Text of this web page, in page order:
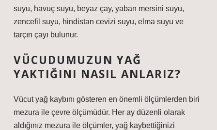
suyu, havuç suyu, beyaz çay, yaban mersini suyu,
zencefil suyu, hindistan cevizi suyu, elma suyu ve
tarçın çayı bulunur.
VÜCUDUMUZUN YAĞ
YAKTIĞINI NASIL ANLARIZ?
Vücut yağ kaybını gösteren en önemli ölçümlerden biri
mezura ile çevre ölçümüdür. Her ay düzenli olarak
aldığınız mezura ile ölçümler, yağ kaybettiğinizi